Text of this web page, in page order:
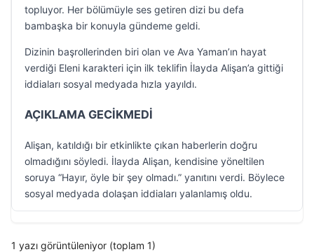
topluyor. Her bölümüyle ses getiren dizi bu defa
bambaşka bir konuyla gündeme geldi.
Dizinin başrollerinden biri olan ve Ava Yaman’ın hayat
verdiği Eleni karakteri için ilk teklifin İlayda Alişan’a gittiği
iddiaları sosyal medyada hızla yayıldı.
AÇIKLAMA GECİKMEDİ
Alişan, katıldığı bir etkinlikte çıkan haberlerin doğru
olmadığını söyledi. İlayda Alişan, kendisine yöneltilen
soruya “Hayır, öyle bir şey olmadı.” yanıtını verdi. Böylece
sosyal medyada dolaşan iddiaları yalanlamış oldu.
1 yazı görüntüleniyor (toplam 1)